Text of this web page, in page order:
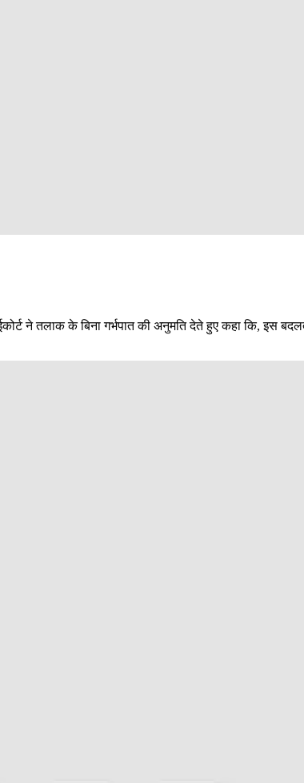
ने तलाक के बिना गर्भपात की अनुमति देते हुए कहा कि, इस बदलते